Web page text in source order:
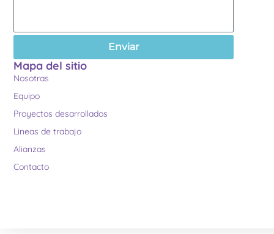
Enviar
Mapa del sitio
Nosotras
Equipo
Proyectos desarrollados
Lineas de trabajo
Alianzas
Contacto